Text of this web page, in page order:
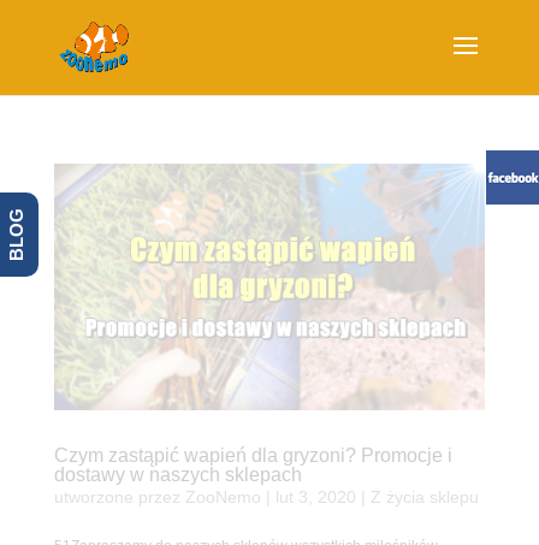
Czym zastąpić wapień dla gryzoni? Promocje i
dostawy w naszych sklepach
utworzone przez ZooNemo lut 3, 2020 Z życia sklepu
BLOG